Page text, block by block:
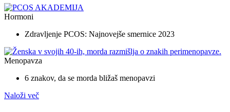
Hormoni
Zdravljenje PCOS: Najnovejše smernice 2023
Menopavza
6 znakov, da se morda bližaš menopavzi
Naloži več